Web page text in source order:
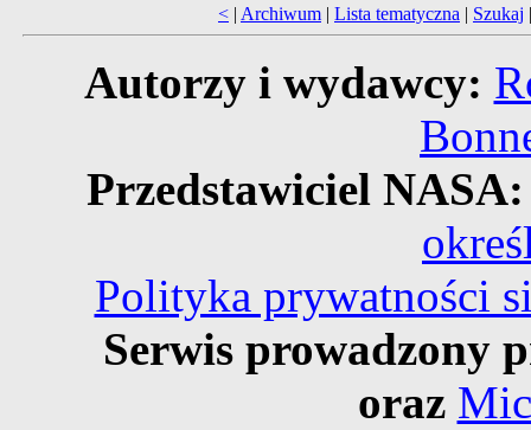
< | Archiwum | Lista tematyczna | Szukaj
Autorzy i wydawcy:
Przedstawiciel
Polityka prywatności
Serwis prowadzony
oraz